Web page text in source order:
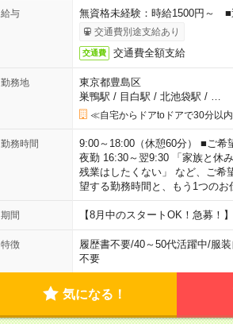
給与 無資格未経験：時給1500円～
交通費別途支給あり
交通費 交通費全額支給
勤務地
東京都豊島区
巣鴨駅 / 目白駅 / 北池袋駅 /
≪自宅からドアtoドアで30分以
勤務時間
9:00～18:00（休憩60分） ■ご希
夜勤 16:30～翌9:30 「家族と休
残業はしたくない」 など、ご
望する勤務時間と、もう1つのお
期間 【8月中のスタートOK！急募
特徴 履歴書不要/40～50代活躍中/服装
不要
気になる！